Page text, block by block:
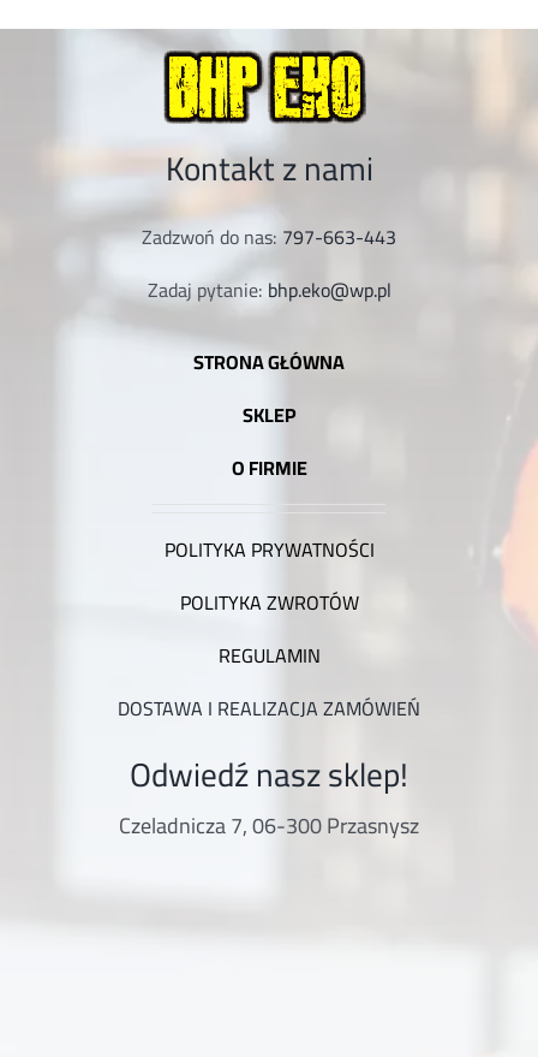
Kontakt z nami
Zadzwoń do nas: 797-663-443
Zadaj pytanie: bhp.eko@wp.pl
STRONA GŁÓWNA
SKLEP
O FIRMIE
POLITYKA PRYWATNOŚCI
POLITYKA ZWROTÓW
REGULAMIN
DOSTAWA I REALIZACJA ZAMÓWIEŃ
Odwiedź nasz sklep!
Czeladnicza 7, 06-300 Przasnysz